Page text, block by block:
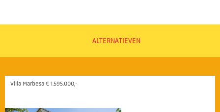
ALTERNATIEVEN
Villa Marbesa € 1.595.000,-